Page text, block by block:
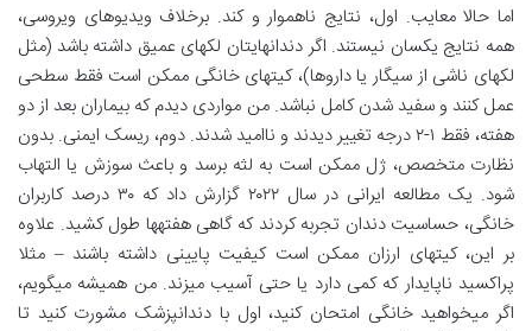
اما حالا معایب. اول، نتایج ناهموار و کند. برخلاف ویدیوهای ویروسی،
همه نتایج یکسان نیستند. اگر دندانهایتان لکهای عمیق داشته باشد (مثل
لکهای ناشی از سیگار یا داروها)، کیتهای خانگی ممکن است فقط سطحی
عمل کنند و سفید شدن کامل نباشد. من مواردی دیدم که بیماران بعد از دو
هفته، فقط ۱-۲ درجه تغییر دیدند و ناامید شدند. دوم، ریسک ایمنی. بدون
نظارت متخصص، ژل ممکن است به لثه برسد و باعث سوزش یا التهاب
شود. یک مطالعه ایرانی در سال ۲۰۲۲ گزارش داد که ۳۰ درصد کاربران
خانگی، حساسیت دندان تجربه کردند که گاهی هفتهها طول کشید. علاوه
بر این، کیتهای ارزان ممکن است کیفیت پایینی داشته باشند – مثلا
پراکسید ناپایدار که کمی دارد یا حتی آسیب میزند. من همیشه میگویم،
اگر میخواهید خانگی امتحان کنید، اول با دندانپزشک مشورت کنید تا